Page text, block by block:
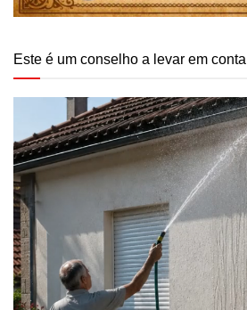
Este é um conselho a levar em conta